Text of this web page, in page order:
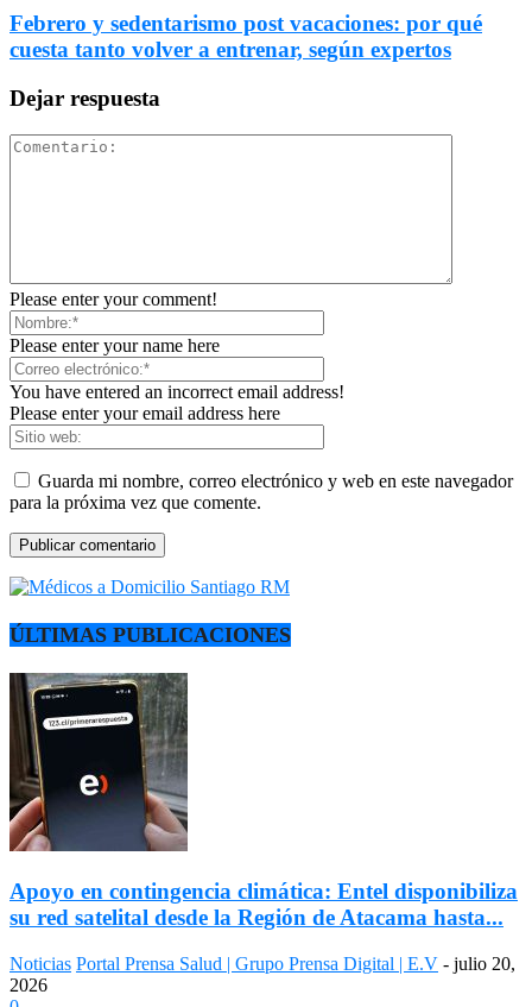
Febrero y sedentarismo post vacaciones: por qué
cuesta tanto volver a entrenar, según expertos
Dejar respuesta
Please enter your comment!
Please enter your name here
You have entered an incorrect email address!
Please enter your email address here
Guarda mi nombre, correo electrónico y web en este navegador
para la próxima vez que comente.
ÚLTIMAS PUBLICACIONES
Apoyo en contingencia climática: Entel disponibiliza
su red satelital desde la Región de Atacama hasta...
Noticias Portal Prensa Salud | Grupo Prensa Digital | E.V - julio 20,
2026